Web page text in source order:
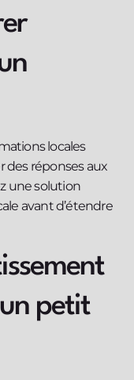
locales
des réponses aux
une solution
avant d’étendre
petit